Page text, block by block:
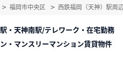
福岡市中央区 西鉄福岡（天神）駅周
・天神南駅/テレワーク・在宅勤務
・マンスリーマンション賃貸物件